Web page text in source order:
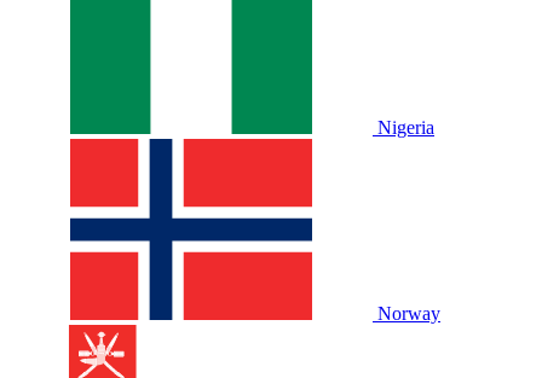
Nigeria
Norway